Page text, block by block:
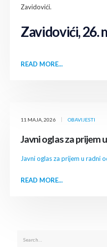
Zavidovići.
Zavidovići, 26.
READ MORE...
11 MAJA, 2026 OBAVIJESTI
Javni oglas za prijem
Javni oglas za prijem u radni
READ MORE...